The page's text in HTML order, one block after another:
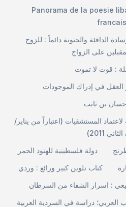
Panorama de la poesie
الدافئة والحنونة دائماً : للزوج
على الزواج
: قوت لا تموت
العقل في إدراك الموجودات
حسان بن ثابت
لاعتماد المستشفيات (اعتباراً من يناير/
2011)
دولة فلسطينية للهنود الحمر
كتاب تلوين كبير ورائع : وردي
: اسرار الشفاء من السرطان
العربي؛ دراسة في السردية العربية